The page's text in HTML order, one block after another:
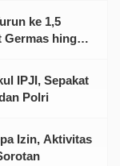
ke 1,5
Germas hingga
IPJI, Sepakat
Polri
Izin, Aktivitas